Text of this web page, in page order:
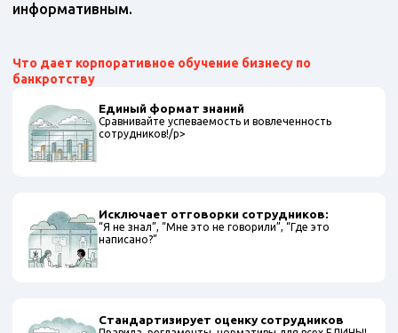
информативным.
Что дает корпоративное обучение бизнесу по
банкротству
Единый формат знаний
Сравнивайте успеваемость и вовлеченность
сотрудников!/p>
Исключает отговорки сотрудников:
“Я не знал”, “Мне это не говорили”, “Где это
написано?”
Стандартизирует оценку сотрудников